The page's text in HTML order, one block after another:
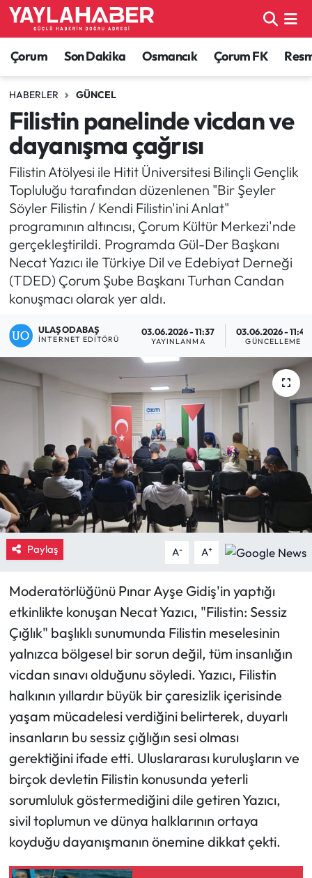
Çorum Son Dakika Osmancık Çorum FK
HABERLER GÜNCEL
Filistin panelinde vicdan ve
dayanışma çağrısı
Filistin Atölyesi ile Hitit Üniversitesi Bilinçli Gençlik
Topluluğu tarafından düzenlenen "Bir Şeyler
Söyler Filistin / Kendi Filistin'ini Anlat"
programının altıncısı, Çorum Kültür Merkezi'nde
gerçekleştirildi. Programda Gül-Der Başkanı
Necat Yazıcı ile Türkiye Dil ve Edebiyat Derneği
(TDED) Çorum Şube Başkanı Turhan Candan
konuşmacı olarak yer aldı.
ULAŞ ODABAŞ
İNTERNET EDITÖRÜ
03.06.2026 - 11:37
YAYINLANMA
03.06.2026 - 11:42
GÜNCELLEME
Paylaş A- A+
Moderatörlüğünü Pınar Ayşe Gidiş'in yaptığı
etkinlikte konuşan Necat Yazıcı, "Filistin: Sessiz
Çığlık" başlıklı sunumunda Filistin meselesinin
yalnızca bölgesel bir sorun değil, tüm insanlığın
vicdan sınavı olduğunu söyledi. Yazıcı, Filistin
halkının yıllardır büyük bir çaresizlik içerisinde
yaşam mücadelesi verdiğini belirterek, duyarlı
insanların bu sessiz çığlığın sesi olması
gerektiğini ifade etti. Uluslararası kuruluşların ve
birçok devletin Filistin konusunda yeterli
sorumluluk göstermediğini dile getiren Yazıcı,
sivil toplumun ve dünya halklarının ortaya
koyduğu dayanışmanın önemine dikkat çekti.
Alaca Haberleri
Bayat Haberleri
Bilgi - Keşfet Haberleri
Bilim ve Teknoloji
Boğazkale Haberleri
Çorum Haberleri
Çorum Son Dakika Haberleri
Dodurga Haberleri
Eğitim
Ekonomi
İskilip Haberleri
Kargı Haberleri
Kimdir?
Kültür Sanat
Laçin Haberleri
Magazin
Mecitözü Haberleri
Oğuzlar Haberleri
Osmancık Haberleri
Otomotiv
Resmi İlan
Resmi Reklam
Çorum Nöbetçi Eczaneler
Çorum Hava Durumu
Çorum Namaz Vakitleri
Çorum Trafik Yoğunluk Haritası
TFF 1.Lig Puan Durumu ve Fikstür
Tüm Manşetler
Son Dakika Haberleri
Haber Arşivi